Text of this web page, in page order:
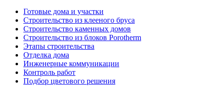
Готовые дома и участки
Строительство из клееного бруса
Строительство каменных домов
Строительство из блоков Porotherm
Этапы строительства
Отделка дома
Инженерные коммуникации
Контроль работ
Подбор цветового решения